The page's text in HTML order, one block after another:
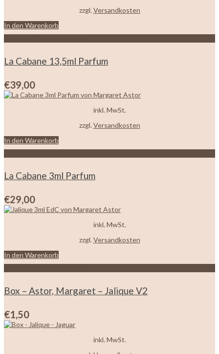
zzgl.Versandkosten
In den Warenkorb
La Cabane 13,5ml Parfum
€39,00
inkl. MwSt.
zzgl. Versandkosten
In den Warenkorb
La Cabane 3ml Parfum
€29,00
inkl. MwSt.
zzgl.Versandkosten
In den Warenkorb
Box – Astor, Margaret – Jalique V2
€1,50
inkl. MwSt.